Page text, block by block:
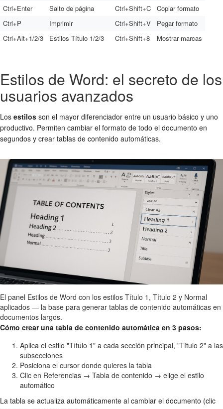
Ctrl+Enter
Salto de página Ctrl+Shift+C
Copiar formato
Ctrl+P
Imprimir Ctrl+Shift+V
Pegar formato
Ctrl+Alt+1/2/3
Estilos Título 1/2/3 Ctrl+Shift+8 Mostrar marcas
Estilos de Word: el secreto de los
usuarios avanzados
Los estilos son el mayor diferenciador entre un usuario básico y uno
productivo. Permiten cambiar el formato de todo el documento en
segundos y crear tablas de contenido automáticas.
El panel Estilos de Word con los estilos Título 1, Título 2 y Normal
aplicados — la base para generar tablas de contenido automáticas en
documentos largos.
Cómo crear una tabla de contenido automática en 3 pasos:
Aplica el estilo "Título 1" a cada sección principal, "Título 2" a las
subsecciones
Posiciona el cursor donde quieres la tabla
Clic en Referencias → Tabla de contenido → elige el estilo
automático
La tabla se actualiza automáticamente al cambiar el documento (clic